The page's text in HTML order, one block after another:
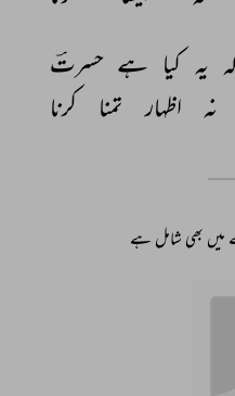
یہ کیا ہے حسرتؔ
نہ اظہار تمنا کرنا
میں بھی شامل ہے